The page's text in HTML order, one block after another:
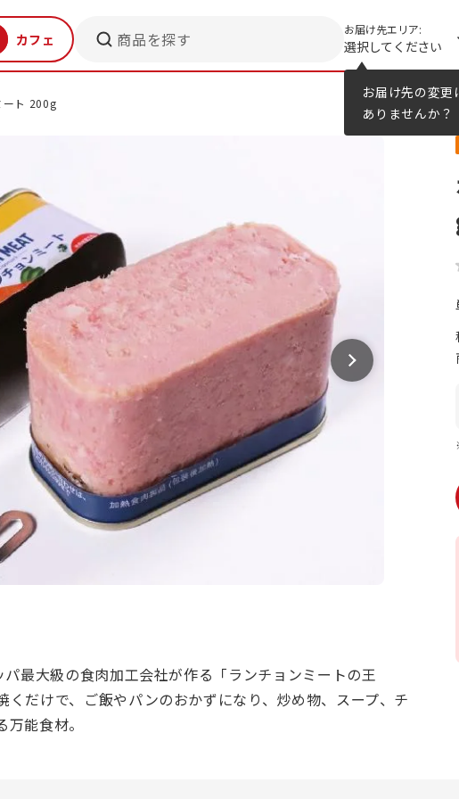
お届け先の変更
ありませんか？
商品を探す お届け先エリア:
選択してください
ート 200g
最大級の食肉加工会社が作る「ランチョンミートの王
だけで、ご飯やパンのおかずになり、炒め物、スープ、チ
能食材。